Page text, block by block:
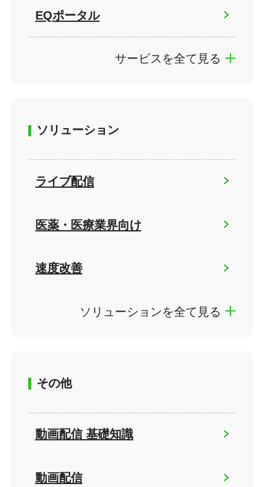
EQポータル
サービスを全て見る
ソリューション
ライブ配信
医薬・医療業界向け
速度改善
ソリューションを全て見る
その他
動画配信 基礎知識
動画配信